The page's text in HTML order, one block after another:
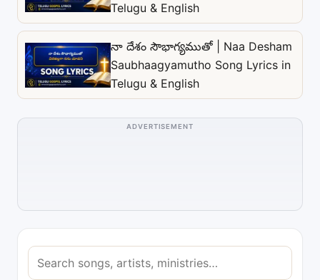
Telugu & English
నా దేశం సౌభాగ్యముతో | Naa Desham
Saubhaagyamutho Song Lyrics in
Telugu & English
ADVERTISEMENT
S
e